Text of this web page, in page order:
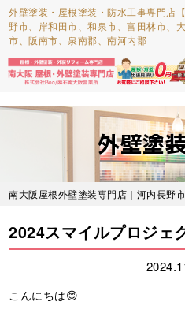
Skip
外壁塗装・屋根塗装・防水工事専門店
野市、岸和田市、和泉市、富田林市、
市、阪南市、泉南郡、南河内郡
外壁塗
南大阪屋根外壁塗装専門店｜河内長野
2024スマイルプロジェ
こんにちは😊